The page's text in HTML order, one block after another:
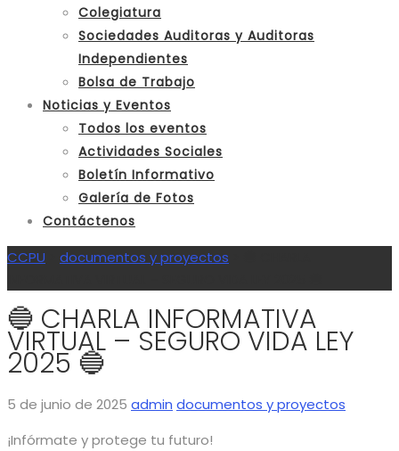
Colegiatura
Sociedades Auditoras y Auditoras
Independientes
Bolsa de Trabajo
Noticias y Eventos
Todos los eventos
Actividades Sociales
Boletín Informativo
Galería de Fotos
Contáctenos
CCPU documentos y proyectos
🔵 CHARLA INFORMATIVA
VIRTUAL – SEGURO VIDA LEY
2025 🔵
5 de junio de 2025 admin documentos y proyectos
¡Infórmate y protege tu futuro!